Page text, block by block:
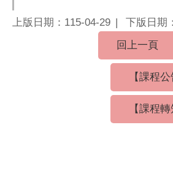
上版日期：115-04-29
下版日期
回上一頁
【課程
【課程